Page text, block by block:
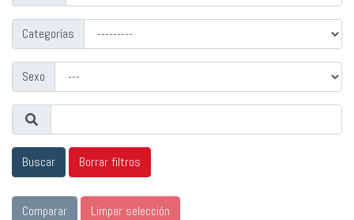
Categorías
Sexo
Buscar Borrar filtros
Comparar Limpar selección